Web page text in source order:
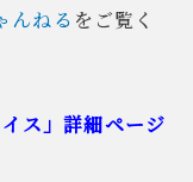
んねる をご覧く
ス」詳細ページ